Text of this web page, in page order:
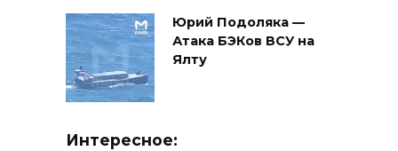
Юрий Подоляка —
Атака БЭКов ВСУ на
Ялту
Интересное: